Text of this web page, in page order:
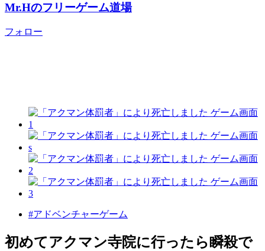
Mr.Hのフリーゲーム道場
フォロー
#アドベンチャーゲーム
初めてアクマン寺院に行ったら瞬殺で